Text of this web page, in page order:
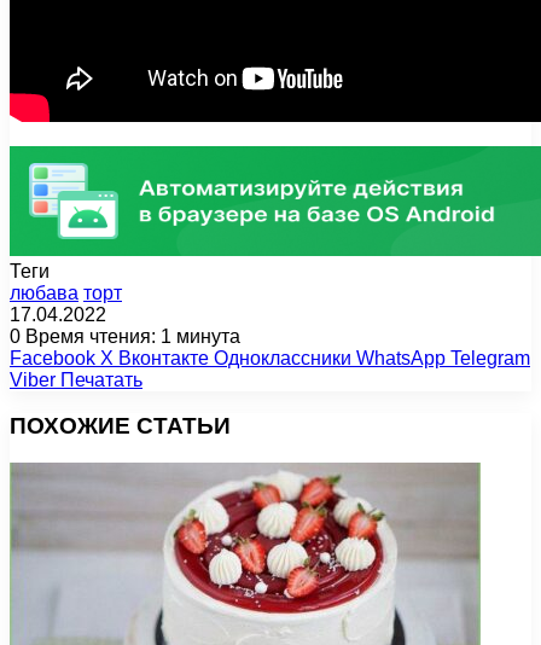
Теги
любава торт
17.04.2022
0 Время чтения: 1 минута
Facebook X Вконтакте Одноклассники WhatsApp Telegram
Viber Печатать
ПОХОЖИЕ СТАТЬИ